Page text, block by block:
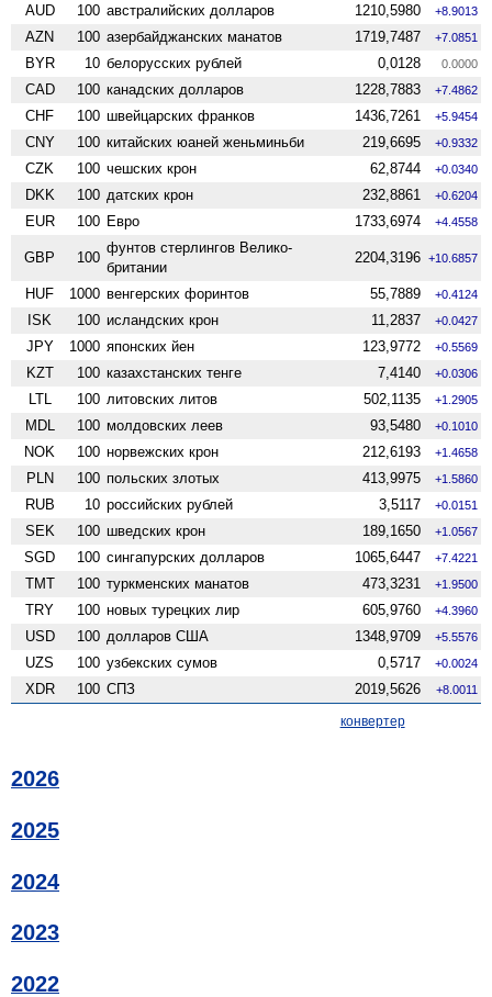
AUD 100 австралийских долларов 1210,5980 +8.9013
AZN 100 азербайджанских манатов 1719,7487 +7.0851
BYR 10 белорусских рублей 0,0128 0.0000
CAD 100 канадских долларов 1228,7883 +7.4862
CHF 100 швейцарских франков 1436,7261 +5.9454
CNY 100 китайских юаней женьминьби 219,6695 +0.9332
CZK 100 чешских крон 62,8744 +0.0340
DKK 100 датских крон 232,8861 +0.6204
EUR 100 Евро 1733,6974 +4.4558
GBP 100
фунтов стерлингов Велико­
британии
2204,3196 +10.6857
HUF 1000 венгерских форинтов 55,7889 +0.4124
ISK 100 исландских крон 11,2837 +0.0427
JPY 1000 японских йен 123,9772 +0.5569
KZT 100 казахстанских тенге 7,4140 +0.0306
LTL 100 литовских литов 502,1135 +1.2905
MDL 100 молдовских леев 93,5480 +0.1010
NOK 100 норвежских крон 212,6193 +1.4658
PLN 100 польских злотых 413,9975 +1.5860
RUB 10 российских рублей 3,5117 +0.0151
SEK 100 шведских крон 189,1650 +1.0567
SGD 100 сингапурских долларов 1065,6447 +7.4221
TMT 100 туркменских манатов 473,3231 +1.9500
TRY 100 новых турецких лир 605,9760 +4.3960
USD 100 долларов США 1348,9709 +5.5576
UZS 100 узбекских сумов 0,5717 +0.0024
XDR 100 СПЗ 2019,5626 +8.0011
конвертер
2026
2025
2024
2023
2022